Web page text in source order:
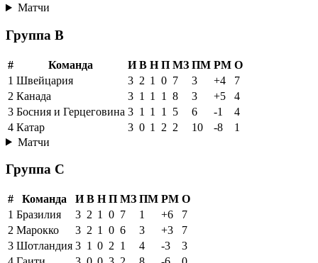
Матчи
Группа B
# Команда И В Н П МЗ ПМ РМ О
1 Швейцария 3 2 1 0 7 3 +4
7
2 Канада 3 1 1 1 8 3 +5
4
3 Босния и Герцеговина 3 1 1 1 5 6 -1
4
4 Катар 3 0 1 2 2 10 -8
1
Матчи
Группа C
# Команда И В Н П МЗ ПМ РМ О
1 Бразилия 3 2 1 0 7 1 +6
7
2 Марокко 3 2 1 0 6 3 +3
7
3 Шотландия 3 1 0 2 1 4 -3
3